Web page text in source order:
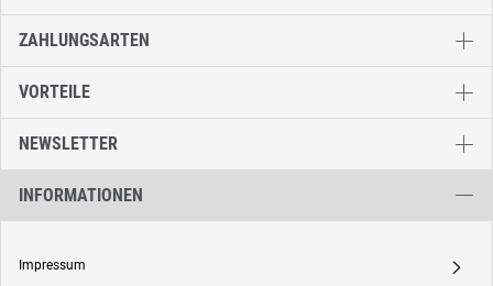
ZAHLUNGSARTEN
VORTEILE
NEWSLETTER
INFORMATIONEN
Impressum A